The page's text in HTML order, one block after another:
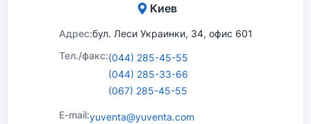
Киев
Адрес:бул. Леси Украинки, 34, офис 601
Тел./факс:(044) 285-45-55
(044) 285-33-66
(067) 285-45-55
E-mail:yuventa@yuventa.com